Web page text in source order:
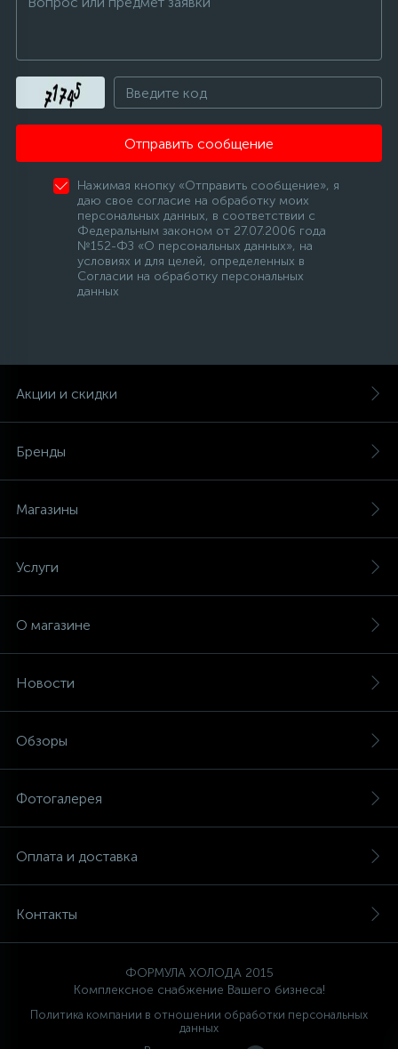
Отправить сообщение
Нажимая кнопку «Отправить сообщение», я
даю свое согласие на обработку моих
персональных данных, в соответствии с
Федеральным законом от 27.07.2006 года
№152-ФЗ «О персональных данных», на
условиях и для целей, определенных в
Согласии на обработку персональных
данных
Акции и скидки
Бренды
Магазины
Услуги
О магазине
Новости
Обзоры
Фотогалерея
Оплата и доставка
Контакты
ФОРМУЛА ХОЛОДА 2015
Комплексное снабжение Вашего бизнеса!
Политика компании в отношении обработки персональных
данных